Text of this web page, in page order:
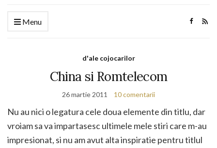
Menu
d'ale cojocarilor
China si Romtelecom
26 martie 2011 10 comentarii
Nu au nici o legatura cele doua elemente din titlu, dar
vroiam sa va impartasesc ultimele mele stiri care m-au
impresionat, si nu am avut alta inspiratie pentru titlul